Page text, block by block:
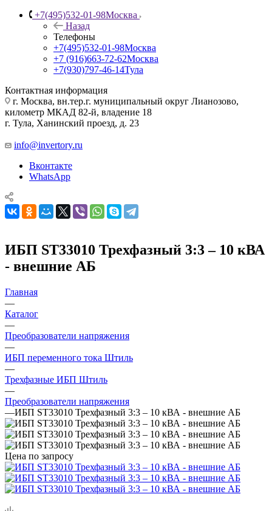
+7(495)532-01-98Москва
Назад
Телефоны
+7(495)532-01-98Москва
+7 (916)663-72-62Москва
+7(930)797-46-14Тула
Контактная информация
г. Москва, вн.тер.г. муниципальный округ Лианозово,
километр МКАД 82-й, владение 18
г. Тула, Ханинский проезд, д. 23
info@invertory.ru
Вконтакте
WhatsApp
ИБП ST33010 Трехфазный 3:3 – 10 кВА
- внешние АБ
Главная
—
Каталог
—
Преобразователи напряжения
—
ИБП переменного тока Штиль
—
Трехфазные ИБП Штиль
—
Преобразователи напряжения
—ИБП ST33010 Трехфазный 3:3 – 10 кВА - внешние АБ
Цена по запросу